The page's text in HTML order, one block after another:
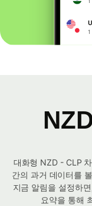
대화형 NZD - CLP
간의 과거 데이터를
지금 알림을 설정하
요약을 통해